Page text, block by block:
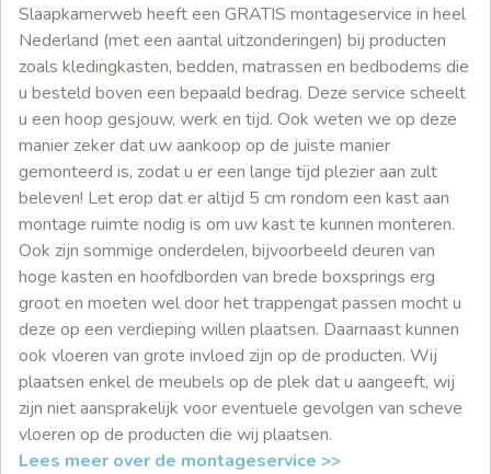
Slaapkamerweb heeft een GRATIS montageservice in heel
Nederland (met een aantal uitzonderingen) bij producten
zoals kledingkasten, bedden, matrassen en bedbodems die
u besteld boven een bepaald bedrag. Deze service scheelt
u een hoop gesjouw, werk en tijd. Ook weten we op deze
manier zeker dat uw aankoop op de juiste manier
gemonteerd is, zodat u er een lange tijd plezier aan zult
beleven! Let erop dat er altijd 5 cm rondom een kast aan
montage ruimte nodig is om uw kast te kunnen monteren.
Ook zijn sommige onderdelen, bijvoorbeeld deuren van
hoge kasten en hoofdborden van brede boxsprings erg
groot en moeten wel door het trappengat passen mocht u
deze op een verdieping willen plaatsen. Daarnaast kunnen
ook vloeren van grote invloed zijn op de producten. Wij
plaatsen enkel de meubels op de plek dat u aangeeft, wij
zijn niet aansprakelijk voor eventuele gevolgen van scheve
vloeren op de producten die wij plaatsen.
Lees meer over de montageservice >>